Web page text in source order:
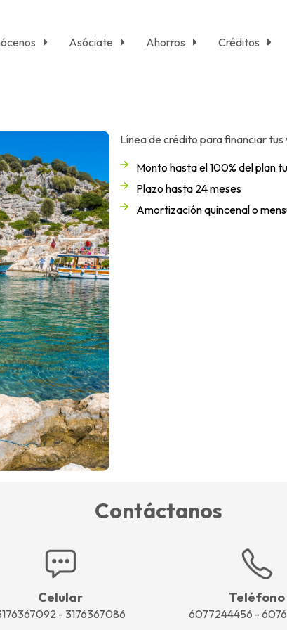
Asóciate Ahorros Créditos
Línea de crédito para financiar
Monto hasta el 100% del plan
Plazo hasta 24 meses
Amortización quincenal o
Contáctanos
Celular
- 3176367086
Teléfono
6077244456 -